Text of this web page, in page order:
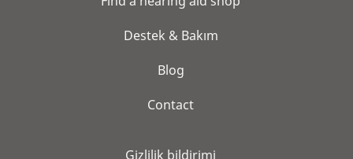
Destek & Bakım
Blog
Contact
Gi̇zli̇li̇k bi̇ldi̇ri̇mi̇